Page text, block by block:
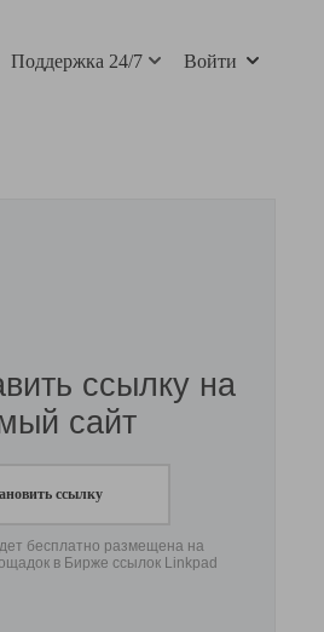
Поддержка 24/7 Войти
ссылку на
сайт
ссылку
бесплатно размещена на
в Бирже ссылок Linkpad